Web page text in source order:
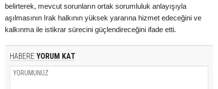
belirterek, mevcut sorunların ortak sorumluluk anlayışıyla
aşılmasının Irak halkının yüksek yararına hizmet edeceğini ve
kalkınma ile istikrar sürecini güçlendireceğini ifade etti.
HABERE YORUM KAT